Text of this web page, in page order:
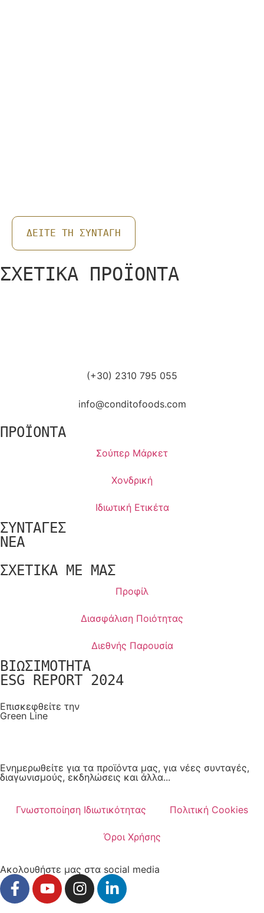
ΔΕΙΤΕ ΤΗ ΣΥΝΤΑΓΗ
ΣΧΕΤΙΚΑ ΠΡΟΪΟΝΤΑ
(+30) 2310 795 055
info@conditofoods.com
ΠΡΟΪΟΝΤΑ
Σούπερ Μάρκετ
Χονδρική
Ιδιωτική Ετικέτα
ΣΥΝΤΑΓΕΣ
NEA
ΣΧΕΤΙΚΑ ΜΕ ΜΑΣ
Προφίλ
Διασφάλιση Ποιότητας
Διεθνής Παρουσία
ΒΙΩΣΙΜΟΤΗΤΑ
ESG REPORT 2024
Επισκεφθείτε την
Green Line
Ενηµερωθείτε για τα προϊόντα µας, για νέες συνταγές,
διαγωνισµούς, εκδηλώσεις και άλλα...
Γνωστοποίηση Ιδιωτικότητας Πολιτική Cookies
Όροι Χρήσης
Ακολουθήστε μας στα social media